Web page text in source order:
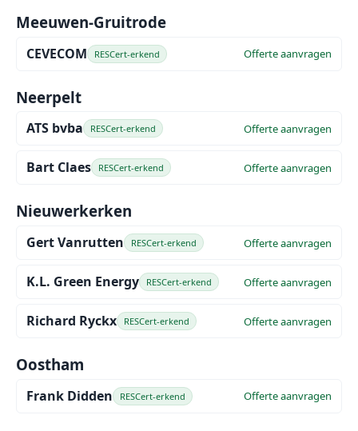
Meeuwen-Gruitrode
CEVECOM RESCert-erkend Offerte aanvragen
Neerpelt
ATS bvba RESCert-erkend Offerte aanvragen
Bart Claes RESCert-erkend Offerte aanvragen
Nieuwerkerken
Gert Vanrutten RESCert-erkend Offerte aanvragen
K.L. Green Energy RESCert-erkend Offerte aanvragen
Richard Ryckx RESCert-erkend Offerte aanvragen
Oostham
Frank Didden RESCert-erkend Offerte aanvragen